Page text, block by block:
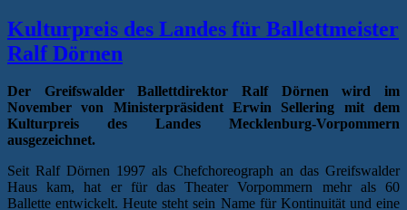
eine
Einladung
der
ablehnt“
Kulturpreis des Landes für Ballettmeister
Ralf Dörnen
Der Greifswalder Ballettdirektor Ralf Dörnen wird im
November von Ministerpräsident Erwin Sellering mit dem
Kulturpreis des Landes Mecklenburg-Vorpommern
ausgezeichnet.
Seit Ralf Dörnen 1997 als Chefchoreograph an das Greifswalder
Haus kam, hat er für das Theater Vorpommern mehr als 60
Ballette entwickelt. Heute steht sein Name für Kontinuität und eine